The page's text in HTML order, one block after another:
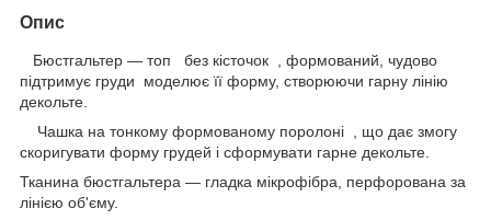
Опис
Бюстгальтер — топ без кісточок , формований, чудово
підтримує груди моделює її форму, створюючи гарну лінію
декольте.
Чашка на тонкому формованому поролоні , що дає змогу
скоригувати форму грудей і сформувати гарне декольте.
Тканина бюстгальтера — гладка мікрофібра, перфорована за
лінією об'єму.